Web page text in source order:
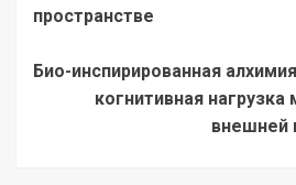
пространстве
Био-инспирированная
когнитивная нагрузка
внешней